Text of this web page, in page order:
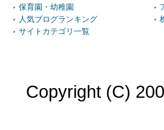
保育園・幼稚園
人気ブログランキング
サイトカテゴリ一覧
Copyright (C)